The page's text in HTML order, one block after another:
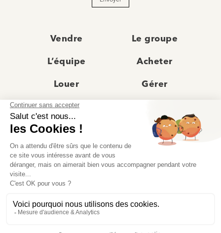
Vendre Le groupe
L’équipe Acheter
Louer Gérer
Actualités
Recrutement Avis clients
Prestige
© Moriss Immobilier 2025 – Tous droits réservés –
Politique de confidentialité